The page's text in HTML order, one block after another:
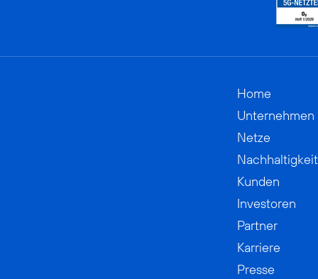
Home
Unternehmen
Netze
Nachhaltigkeit
Kunden
Investoren
Partner
Karriere
Presse